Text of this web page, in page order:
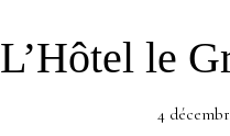
L’Hôtel le
4